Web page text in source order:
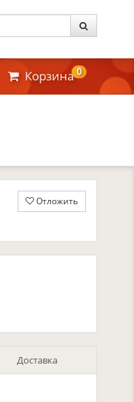
Корзина0
Отложить
Доставка